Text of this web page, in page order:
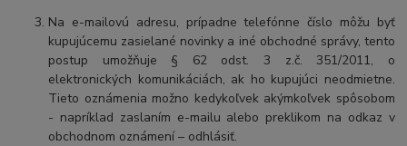
Na e-mailovú adresu, prípadne telefónne číslo môžu byť
kupujúcemu zasielané novinky a iné obchodné správy, tento
postup umožňuje § 62 odst. 3 z.č. 351/2011, o
elektronických komunikáciách, ak ho kupujúci neodmietne.
Tieto oznámenia možno kedykoľvek akýmkoľvek spôsobom
- napríklad zaslaním e-mailu alebo preklikom na odkaz v
obchodnom oznámení – odhlásiť.